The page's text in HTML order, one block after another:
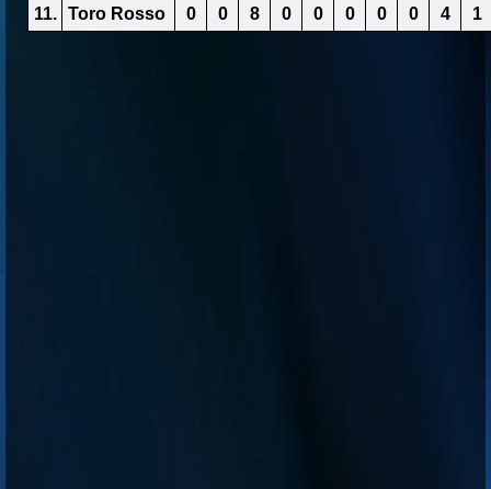
11.
Toro Rosso 0 0 8 0 0 0 0 0 4 1